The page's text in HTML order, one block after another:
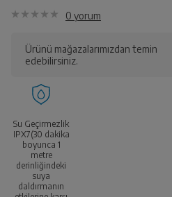
0 yorum
Ürünü mağazalarımızdan temin
edebilirsiniz.
Su Geçirmezlik
IPX7(30 dakika
boyunca 1
metre
derinliğindeki
suya
daldırmanın